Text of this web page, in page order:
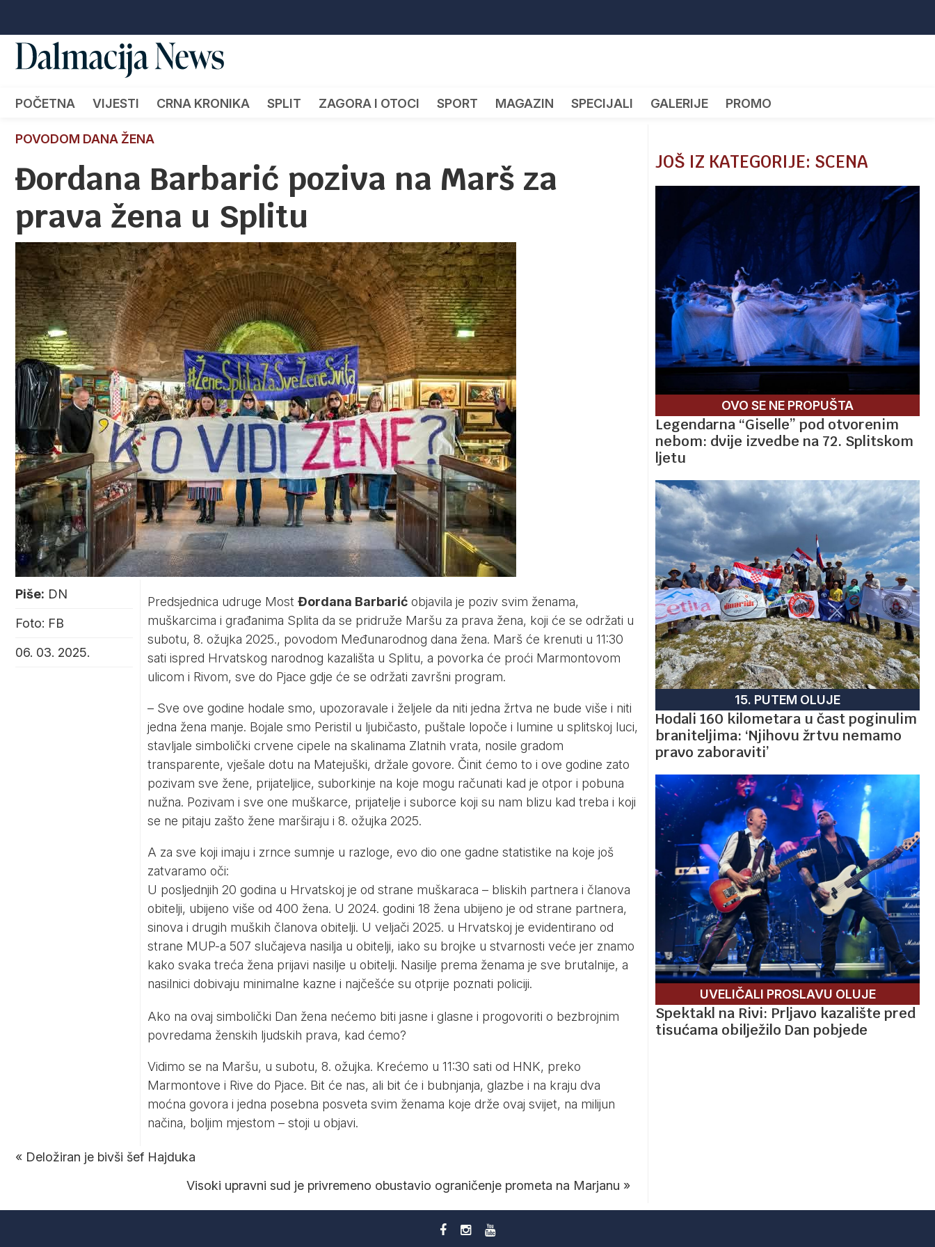
POČETNA VIJESTI CRNA KRONIKA SPLIT ZAGORA I OTOCI SPORT MAGAZIN SPECIJALI GALERIJE PROMO
POVODOM DANA ŽENA
Đordana Barbarić poziva na Marš za
prava žena u Splitu
Piše: DN
Foto: FB
06. 03. 2025.
Predsjednica udruge Most Đordana Barbarićobjavila je poziv svim ženama,
muškarcima i građanima Splita da se pridruže Maršu za prava žena, koji će se održati u
subotu, 8. ožujka 2025., povodom Međunarodnog dana žena. Marš će krenuti u 11:30
sati ispred Hrvatskog narodnog kazališta u Splitu, a povorka će proći Marmontovom
ulicom i Rivom, sve do Pjace gdje će se održati završni program.
– Sve ove godine hodale smo, upozoravale i željele da niti jedna žrtva ne bude više i niti
jedna žena manje. Bojale smo Peristil u ljubičasto, puštale lopoče i lumine u splitskoj luci,
stavljale simbolički crvene cipele na skalinama Zlatnih vrata, nosile gradom
transparente, vješale dotu na Matejuški, držale govore. Činit ćemo to i ove godine zato
pozivam sve žene, prijateljice, suborkinje na koje mogu računati kad je otpor i pobuna
nužna. Pozivam i sve one muškarce, prijatelje i suborce koji su nam blizu kad treba i koji
se ne pitaju zašto žene marširaju i 8. ožujka 2025.
A za sve koji imaju i zrnce sumnje u razloge, evo dio one gadne statistike na koje još
zatvaramo oči:
U posljednjih 20 godina u Hrvatskoj je od strane muškaraca – bliskih partnera i članova
obitelji, ubijeno više od 400 žena. U 2024. godini 18 žena ubijeno je od strane partnera,
sinova i drugih muških članova obitelji. U veljači 2025. u Hrvatskoj je evidentirano od
strane MUP-a 507 slučajeva nasilja u obitelji, iako su brojke u stvarnosti veće jer znamo
kako svaka treća žena prijavi nasilje u obitelji. Nasilje prema ženama je sve brutalnije, a
nasilnici dobivaju minimalne kazne i najčešće su otprije poznati policiji.
Ako na ovaj simbolički Dan žena nećemo biti jasne i glasne i progovoriti o bezbrojnim
povredama ženskih ljudskih prava, kad ćemo?
Vidimo se na Maršu, u subotu, 8. ožujka. Krećemo u 11:30 sati od HNK, preko
Marmontove i Rive do Pjace. Bit će nas, ali bit će i bubnjanja, glazbe i na kraju dva
moćna govora i jedna posebna posveta svim ženama koje drže ovaj svijet, na milijun
načina, boljim mjestom – stoji u objavi.
« Deložiran je bivši šef Hajduka
Visoki upravni sud je privremeno obustavio ograničenje prometa na Marjanu »
JOŠ IZ KATEGORIJE: SCENA
OVO SE NE PROPUŠTA
Legendarna “Giselle” pod otvorenim
nebom: dvije izvedbe na 72. Splitskom
ljetu
15. PUTEM OLUJE
Hodali 160 kilometara u čast poginulim
braniteljima: ‘Njihovu žrtvu nemamo
pravo zaboraviti’
UVELIČALI PROSLAVU OLUJE
Spektakl na Rivi: Prljavo kazalište pred
tisućama obilježilo Dan pobjede